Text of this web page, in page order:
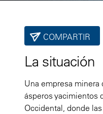
COMPARTIR
La situación
Una empresa minera
ásperos yacimientos
Occidental, donde